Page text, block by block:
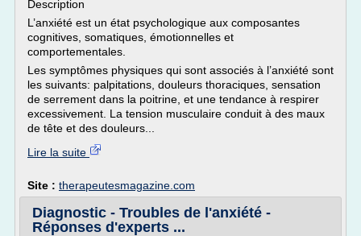
Description
L’anxiété est un état psychologique aux composantes
cognitives, somatiques, émotionnelles et
comportementales.
Les symptômes physiques qui sont associés à l’anxiété sont
les suivants: palpitations, douleurs thoraciques, sensation
de serrement dans la poitrine, et une tendance à respirer
excessivement. La tension musculaire conduit à des maux
de tête et des douleurs...
Lire la suite
Site : therapeutesmagazine.com
Diagnostic - Troubles de l'anxiété -
Réponses d'experts ...